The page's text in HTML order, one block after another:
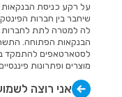
על רקע כניסת הבנקאות
שיחבר בין חברות
לה למטרה לתת לחברות
הבנקאות הפתוחה.
לסטארטאפים להתמקד
מוצרים ופתרונות
אני רוצה